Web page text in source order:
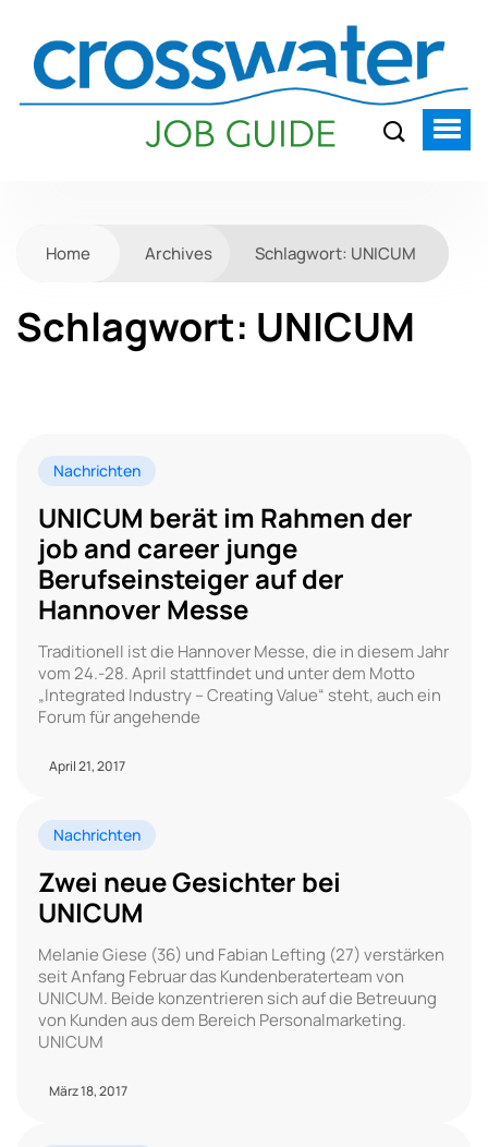
Home Archives Schlagwort: UNICUM
Schlagwort: UNICUM
Nachrichten
UNICUM berät im Rahmen der
job and career junge
Berufseinsteiger auf der
Hannover Messe
Traditionell ist die Hannover Messe, die in diesem Jahr
vom 24.-28. April stattfindet und unter dem Motto
„Integrated Industry – Creating Value“ steht, auch ein
Forum für angehende
April 21, 2017
Nachrichten
Zwei neue Gesichter bei
UNICUM
Melanie Giese (36) und Fabian Lefting (27) verstärken
seit Anfang Februar das Kundenberaterteam von
UNICUM. Beide konzentrieren sich auf die Betreuung
von Kunden aus dem Bereich Personalmarketing.
UNICUM
März 18, 2017